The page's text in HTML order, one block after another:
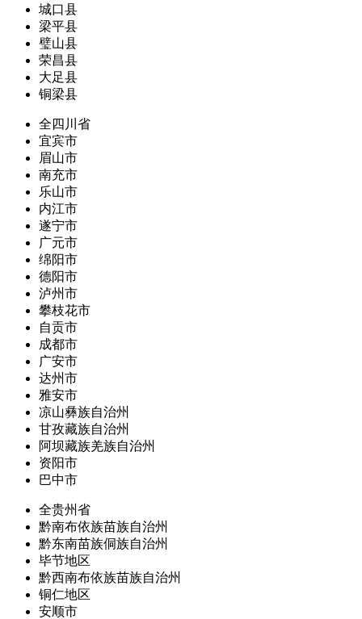
城口县
梁平县
璧山县
荣昌县
大足县
铜梁县
全四川省
宜宾市
眉山市
南充市
乐山市
内江市
遂宁市
广元市
绵阳市
德阳市
泸州市
攀枝花市
自贡市
成都市
广安市
达州市
雅安市
凉山彝族自治州
甘孜藏族自治州
阿坝藏族羌族自治州
资阳市
巴中市
全贵州省
黔南布依族苗族自治州
黔东南苗族侗族自治州
毕节地区
黔西南布依族苗族自治州
铜仁地区
安顺市